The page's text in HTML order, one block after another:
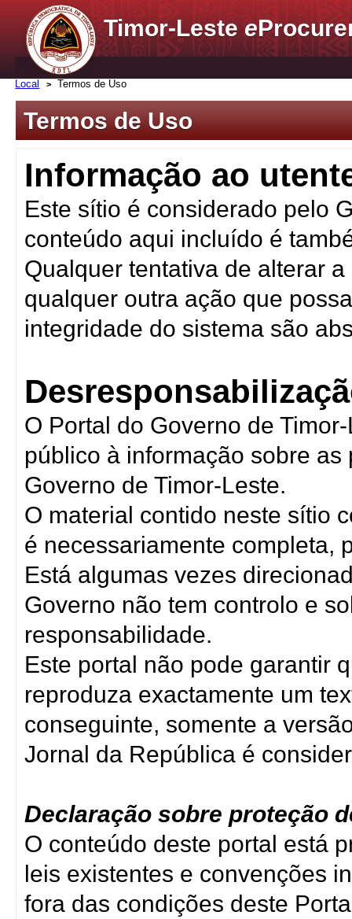
Timor-Lestee
Local Termos de Uso
Termos de Uso
Informação ao
Este sítio é considerado pelo
conteúdo aqui incluído é
Qualquer tentativa de alterar
qualquer outra ação que
integridade do sistema são
O Portal do Governo de
público à informação sobre
Governo de Timor-Leste.
O material contido neste sítio
é necessariamente completa,
Está algumas vezes
Governo não tem controlo e
responsabilidade.
Este portal não pode garantir
reproduza exactamente um
conseguinte, somente a
Jornal da República é
Declaração sobre proteção
O conteúdo deste portal está
leis existentes e convenções
fora das condições deste